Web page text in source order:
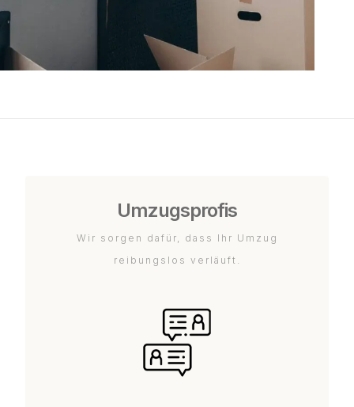
Umzugsprofis
Wir sorgen dafür, dass Ihr Umzug
reibungslos verläuft.